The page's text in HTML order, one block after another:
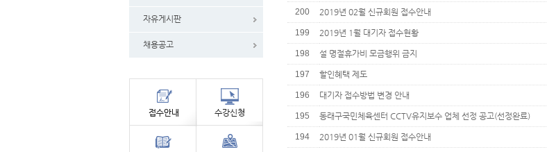
자유게시판
채용공고
200 2019년 02월 신규회원 접수안내
199 2019년 1월 대기자 접수현황
198 설 명절휴가비 모금행위 금지
197 할인혜택 제도
196 대기자 접수방법 변경 안내
195 동래구국민체육센터 CCTV유지보수 업체 선정 공고(선정완료)
194 2019년 01월 신규회원 접수안내